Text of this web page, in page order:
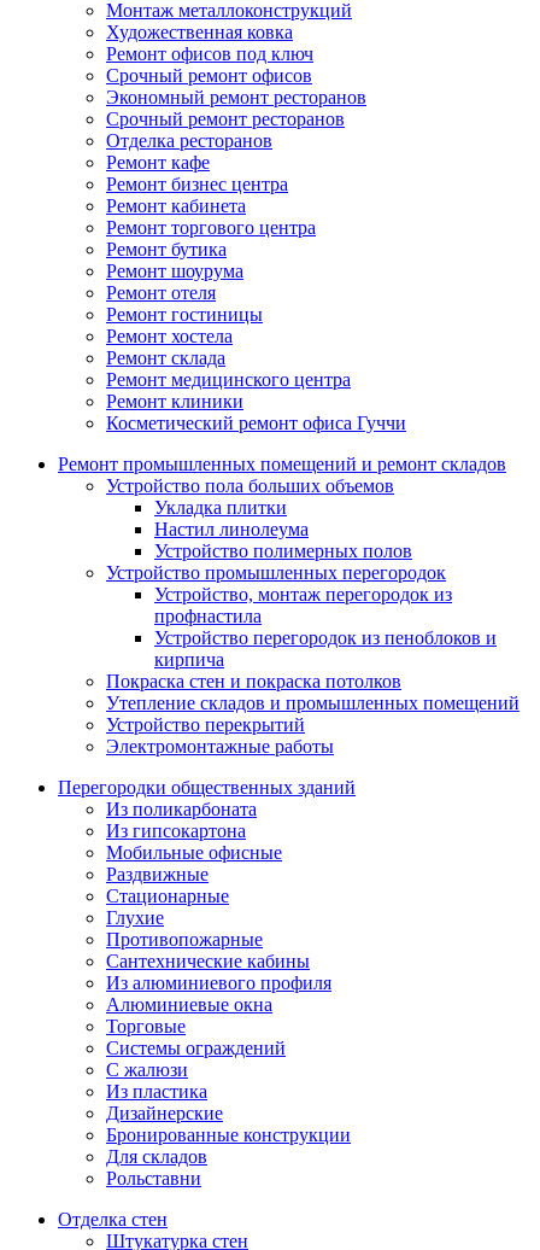
Монтаж металлоконструкций
Художественная ковка
Ремонт офисов под ключ
Срочный ремонт офисов
Экономный ремонт ресторанов
Срочный ремонт ресторанов
Отделка ресторанов
Ремонт кафе
Ремонт бизнес центра
Ремонт кабинета
Ремонт торгового центра
Ремонт бутика
Ремонт шоурума
Ремонт отеля
Ремонт гостиницы
Ремонт хостела
Ремонт склада
Ремонт медицинского центра
Ремонт клиники
Косметический ремонт офиса Гуччи
Ремонт промышленных помещений и ремонт складов
Устройство пола больших объемов
Укладка плитки
Настил линолеума
Устройство полимерных полов
Устройство промышленных перегородок
Устройство, монтаж перегородок из
профнастила
Устройство перегородок из пеноблоков и
кирпича
Покраска стен и покраска потолков
Утепление складов и промышленных помещений
Устройство перекрытий
Электромонтажные работы
Перегородки общественных зданий
Из поликарбоната
Из гипсокартона
Мобильные офисные
Раздвижные
Стационарные
Глухие
Противопожарные
Сантехнические кабины
Из алюминиевого профиля
Алюминиевые окна
Торговые
Системы ограждений
С жалюзи
Из пластика
Дизайнерские
Бронированные конструкции
Для складов
Рольставни
Отделка стен
Штукатурка стен